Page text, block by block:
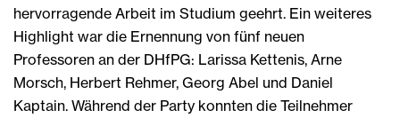
hervorragende Arbeit im Studium geehrt. Ein weiteres
Highlight war die Ernennung von fünf neuen
Professoren an der DHfPG: Larissa Kettenis, Arne
Morsch, Herbert Rehmer, Georg Abel und Daniel
Kaptain. Während der Party konnten die Teilnehmer